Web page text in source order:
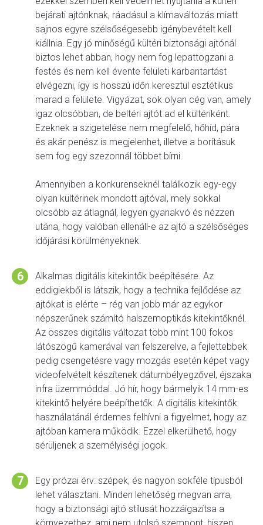
bejárati ajtónknak, ráadásul a klímaváltozás miatt
sajnos egyre szélsőségesebb igénybevételt kell
kiállnia. Egy jó minőségű kültéri biztonsági ajtónál
biztos lehet abban, hogy nem fog lepattogzani a
festés és nem kell évente felületi karbantartást
elvégezni, így is hosszú időn keresztül esztétikus
marad a felülete. Vigyázat, sok olyan cég van, amely
igaz olcsóbban, de beltéri ajtót ad el kültériként.
Ezeknek a szigetelése nem megfelelő, hőhíd, pára
és akár penész is megjelenhet, illetve a borításuk
sem fog egy szezonnál többet bírni.
Amennyiben a konkurenseknél találkozik egy-egy
olyan kültérinek mondott ajtóval, mely sokkal
olcsóbb az átlagnál, legyen gyanakvó és nézzen
utána, hogy valóban ellenáll-e az ajtó a szélsőséges
időjárási körülményeknek.
Alkalmas digitális kitekintők beépítésére. Az
eddigiekből is látszik, hogy a technika fejlődése az
ajtókat is elérte – rég van jobb már az egykor
népszerűnek számító halszemoptikás kitekintőknél.
Az összes digitális változat több mint 100 fokos
látószögű kamerával van felszerelve, a fejlettebbek
pedig csengetésre vagy mozgás esetén képet vagy
videofelvételt készítenek dátumbélyegzővel, éjszaka
infra üzemmóddal. Jó hír, hogy bármelyik 14 mm-es
kitekintő helyére beépíthetők. A digitális kitekintők
használatánál érdemes felhívni a figyelmet, hogy az
ajtóban kamera működik. Ezzel elkerülhető, hogy
sérüljenek a személyiségi jogok.
Egy prózai érv: szépek, és nagyon sokféle típusból
lehet választani. Minden lehetőség megvan arra,
hogy a biztonsági ajtó stílusát hozzáigazítsa a